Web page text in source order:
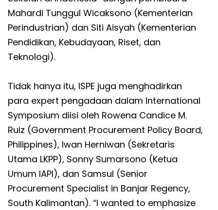
Mahardi Tunggul Wicaksono (Kementerian
Perindustrian) dan Siti Aisyah (Kementerian
Pendidikan, Kebudayaan, Riset, dan
Teknologi).
Tidak hanya itu, ISPE juga menghadirkan
para expert pengadaan dalam International
Symposium diisi oleh Rowena Candice M.
Ruiz (Government Procurement Policy Board,
Philippines), Iwan Herniwan (Sekretaris
Utama LKPP), Sonny Sumarsono (Ketua
Umum IAPI), dan Samsul (Senior
Procurement Specialist in Banjar Regency,
South Kalimantan). “I wanted to emphasize